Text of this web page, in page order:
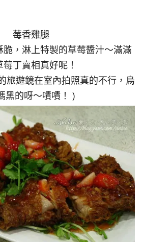
莓香雞腿
脆，淋上特製的草莓醬汁～滿滿
莓丁賣相真好呢！
旅遊鏡在室內拍照真的不行，烏
黑的呀～嘖嘖！ )